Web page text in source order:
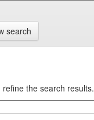
search
refine the search results.